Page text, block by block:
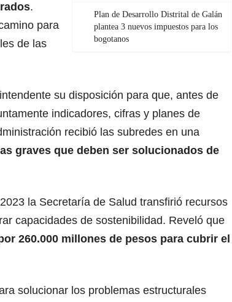
Plan de Desarrollo Distrital de Galán
plantea 3 nuevos impuestos para los
bogotanos
.
para
de las
su disposición para que, antes de
indicadores, cifras y planes de
recibió las subredes en una
graves que deben ser solucionados de
la Secretaría de Salud transfirió recursos
capacidades de sostenibilidad. Reveló que
260.000 millones de pesos para cubrir el
solucionar los problemas estructurales